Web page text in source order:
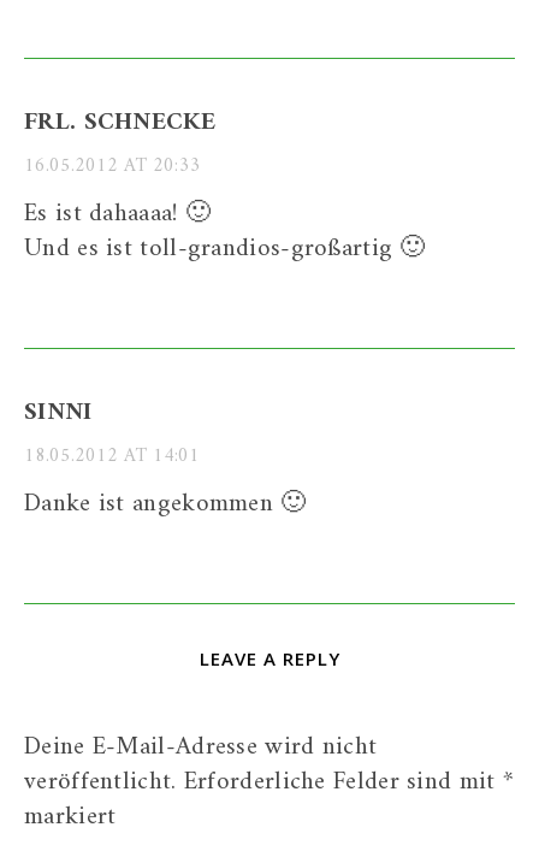
FRL. SCHNECKE
16.05.2012 AT 20:33
Es ist dahaaaa! 🙂
Und es ist toll-grandios-großartig 🙂
SINNI
18.05.2012 AT 14:01
Danke ist angekommen 🙂
LEAVE A REPLY
Deine E-Mail-Adresse wird nicht
veröffentlicht. Erforderliche Felder sind mit*
markiert